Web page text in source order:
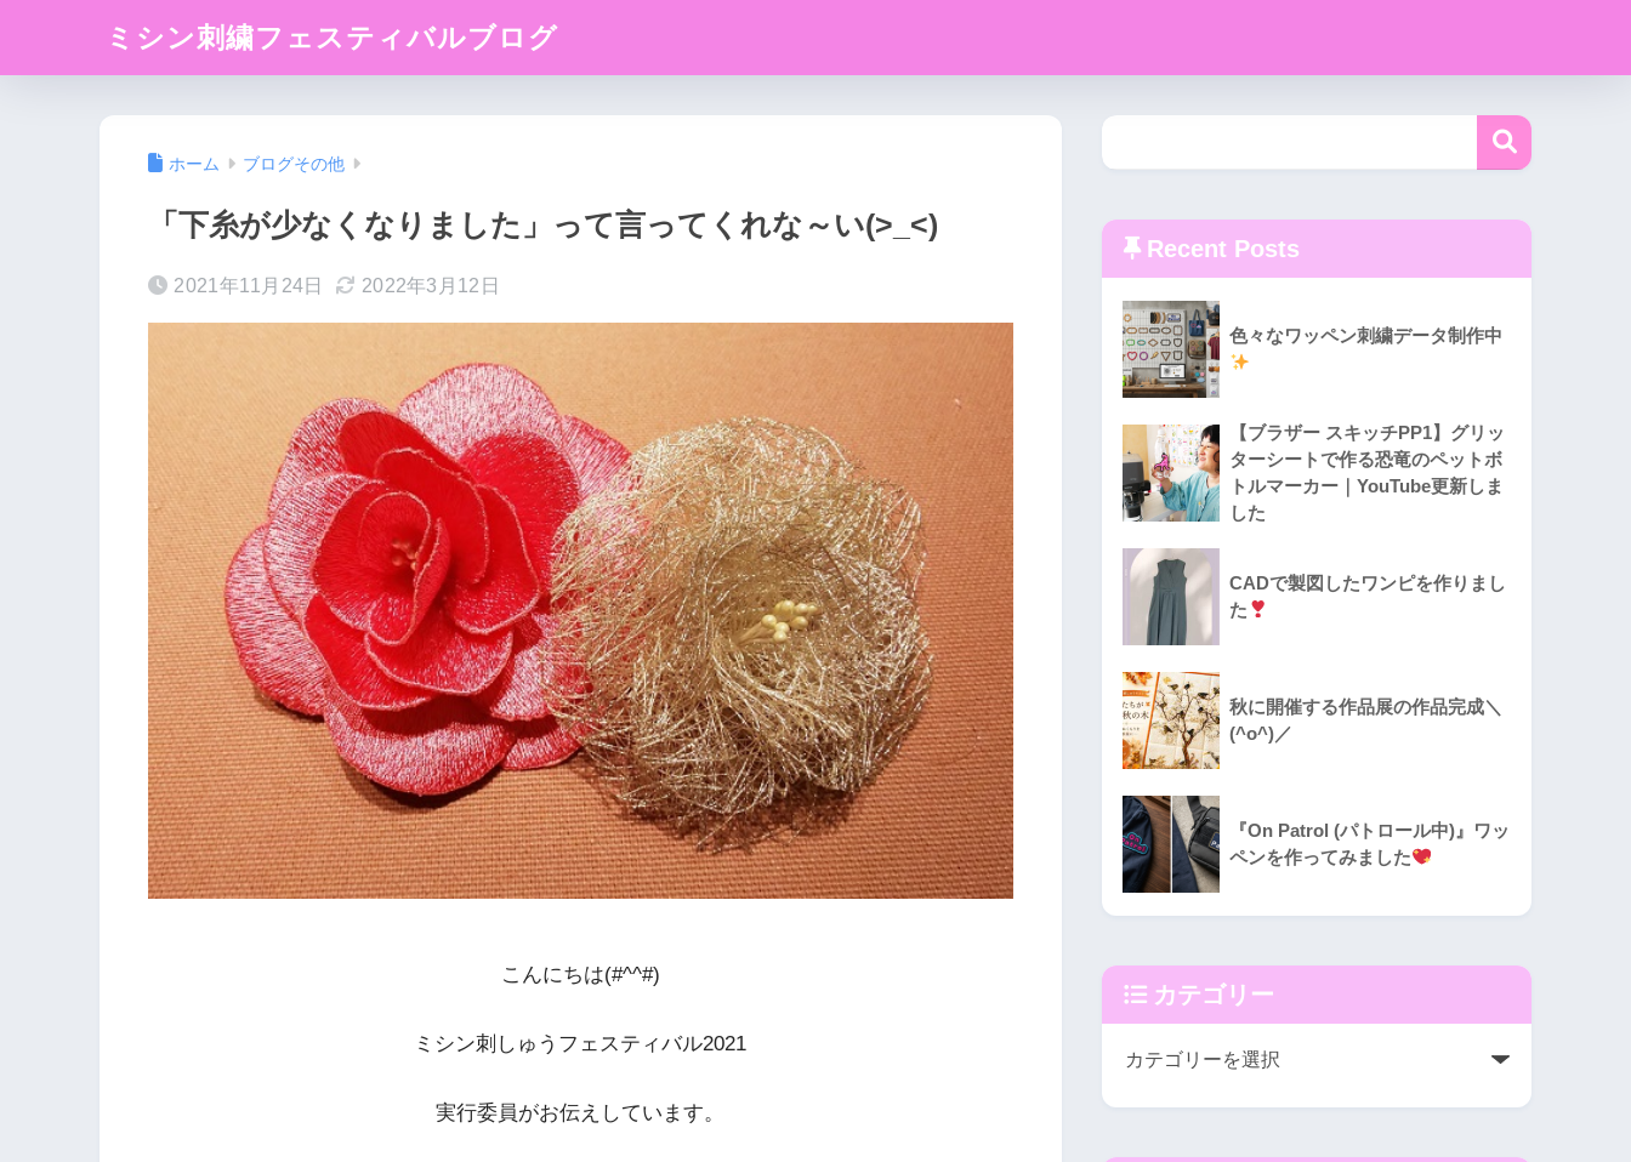
ミシン刺繍フェスティバルブログ
ホーム ブログその他
「下糸が少なくなりました」って言ってくれな～い(>_<)
2021年11月24日 2022年3月12日
こんにちは(#^^#)
ミシン刺しゅうフェスティバル2021
実行委員がお伝えしています。
Recent Posts
色々なワッペン刺繍データ制作中
【ブラザー スキッチPP1】グリッ
ターシートで作る恐竜のペットボ
トルマーカー｜YouTube更新しま
した
CADで製図したワンピを作りまし
た
秋に開催する作品展の作品完成＼
(^o^)／
『On Patrol (パトロール中)』ワッ
ペンを作ってみました
カテゴリー